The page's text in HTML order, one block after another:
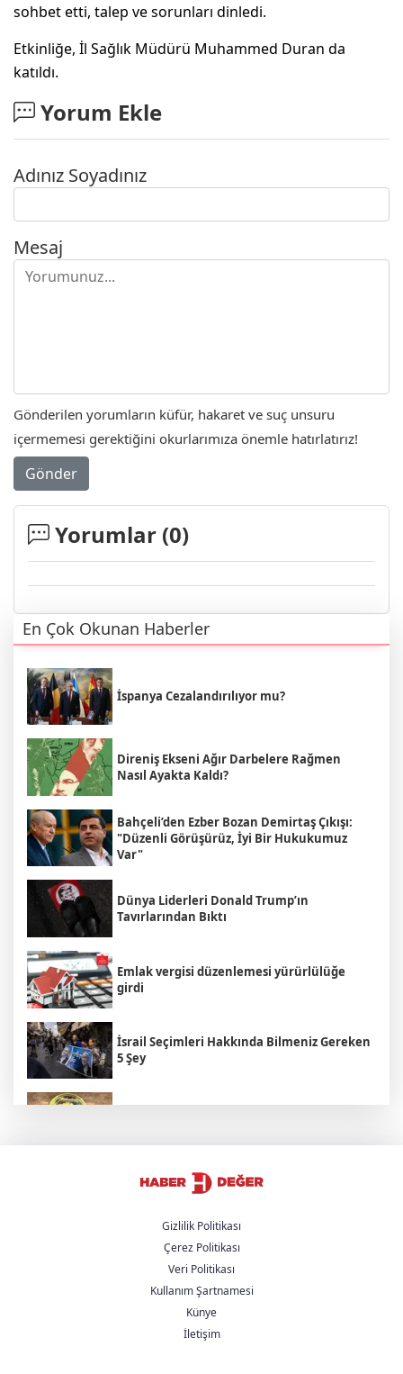
sohbet etti, talep ve sorunları dinledi.
Etkinliğe, İl Sağlık Müdürü Muhammed Duran da
katıldı.
Yorum Ekle
Adınız Soyadınız
Mesaj
Gönderilen yorumların küfür, hakaret ve suç unsuru
içermemesi gerektiğini okurlarımıza önemle hatırlatırız!
Gönder
Yorumlar (0)
En Çok Okunan Haberler
İspanya Cezalandırılıyor mu?
Direniş Ekseni Ağır Darbelere Rağmen
Nasıl Ayakta Kaldı?
Bahçeli’den Ezber Bozan Demirtaş Çıkışı:
"Düzenli Görüşürüz, İyi Bir Hukukumuz
Var"
Dünya Liderleri Donald Trump’ın
Tavırlarından Bıktı
Emlak vergisi düzenlemesi yürürlülüğe
girdi
İsrail Seçimleri Hakkında Bilmeniz Gereken
5 Şey
Hamamböceği Partisi Zaferi: Hindistan'da
Bir Hakaret Nasıl Siyasi İsyana Dönüştü?
Cumhurbaşkanı Yardımcısı Yılmaz'dan
'Çerçeve Yasa' açıklaması
AK Parti, Üsküdar Belediye seçimlerine
itiraz edecek
Gizlilik Politikası
Çerez Politikası
Veri Politikası
Kullanım Şartnamesi
Künye
İletişim